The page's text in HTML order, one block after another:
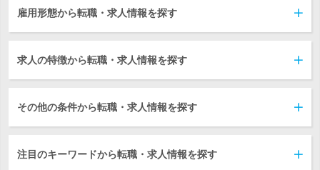
雇用形態から転職・求人情報を探す
求人の特徴から転職・求人情報を探す
その他の条件から転職・求人情報を探す
注目のキーワードから転職・求人情報を探す